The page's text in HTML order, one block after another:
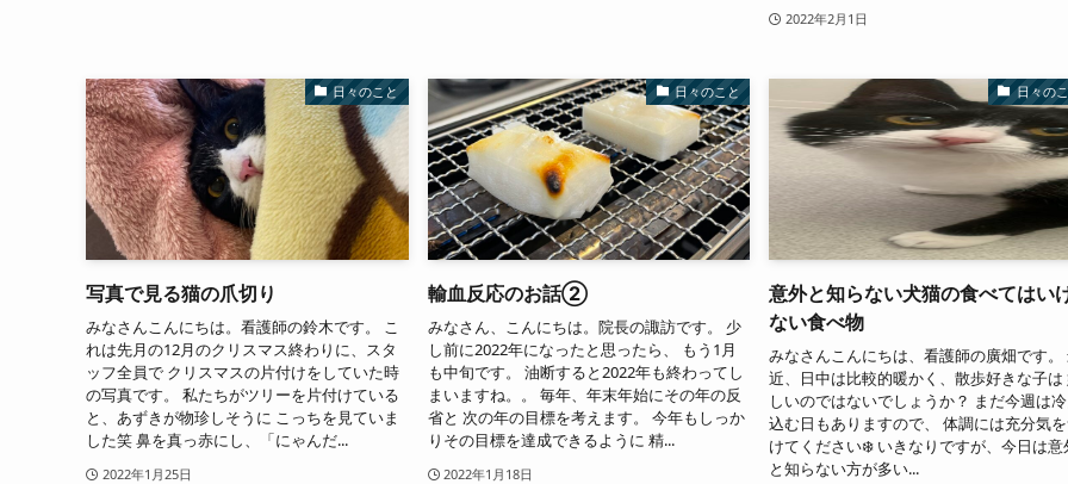
2022年2月1日
日々のこと
写真で見る猫の爪切り
みなさんこんにちは。看護師の鈴木です。 こ
れは先月の12月のクリスマス終わりに、スタ
ッフ全員で クリスマスの片付けをしていた時
の写真です。 私たちがツリーを片付けている
と、あずきが物珍しそうに こっちを見ていま
した笑 鼻を真っ赤にし、「にゃんだ...
2022年1月25日
日々のこと
輸血反応のお話②
みなさん、こんにちは。院長の諏訪です。 少
し前に2022年になったと思ったら、 もう1月
も中旬です。 油断すると2022年も終わってし
まいますね。。 毎年、年末年始にその年の反
省と 次の年の目標を考えます。 今年もしっか
りその目標を達成できるように 精...
2022年1月18日
日々の
意外と知らない犬猫の食べてはい
ない食べ物
みなさんこんにちは、看護師の廣畑です。
近、日中は比較的暖かく、散歩好きな子は
しいのではないでしょうか？ まだ今週は冷
込む日もありますので、 体調には充分気
けてください❄️ いきなりですが、今日は意
と知らない方が多い...